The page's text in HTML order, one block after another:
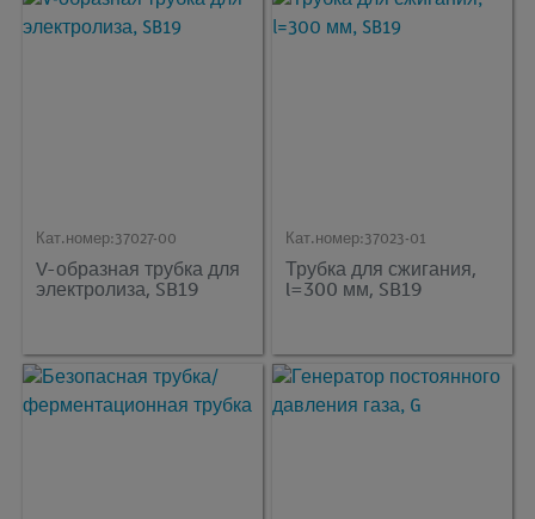
Кат.номер:37027-00
V-образная трубка для
электролиза, SB19
Кат.номер:37023-01
Трубка для сжигания,
l=300 мм, SB19